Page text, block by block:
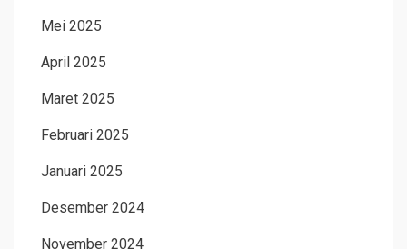
Mei 2025
April 2025
Maret 2025
Februari 2025
Januari 2025
Desember 2024
November 2024